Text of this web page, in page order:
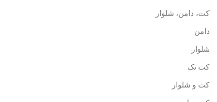
کت، دامن، شلوار
دامن
شلوار
کت تک
کت و شلوار